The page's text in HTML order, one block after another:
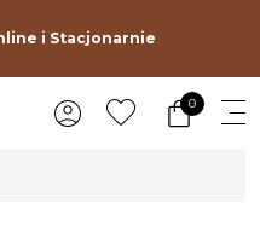
i Stacjonarnie
0